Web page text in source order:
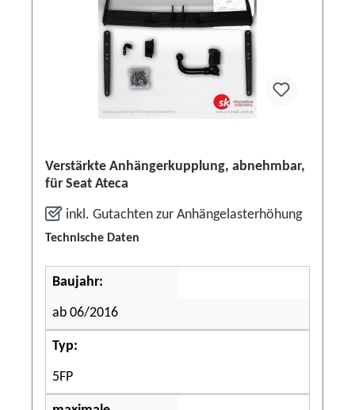
Verstärkte Anhängerkupplung, abnehmbar,
für Seat Ateca
inkl. Gutachten zur Anhängelasterhöhung
Technische Daten
Baujahr:
ab 06/2016
Typ:
5FP